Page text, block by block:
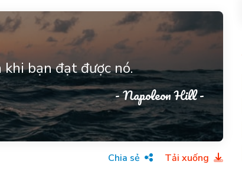
bạn đạt được nó.
- Napoleon Hill -
Chia sẻ Tải xuống